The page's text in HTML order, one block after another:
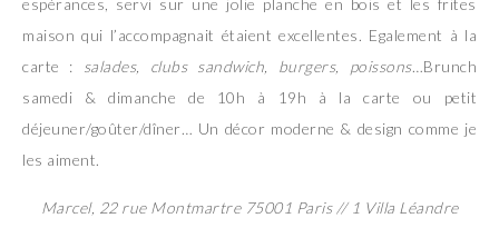
espérances, servi sur une jolie planche en bois et les frites
maison qui l’accompagnait étaient excellentes. Egalement à la
carte : salades, clubs sandwich, burgers, poissons…Brunch
samedi & dimanche de 10h à 19h à la carte ou petit
déjeuner/goûter/dîner… Un décor moderne & design comme je
les aiment.
Marcel, 22 rue Montmartre 75001 Paris // 1 Villa Léandre